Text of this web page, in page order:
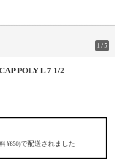
1 /5
POLY L 7 1/2
¥850)で配送されました